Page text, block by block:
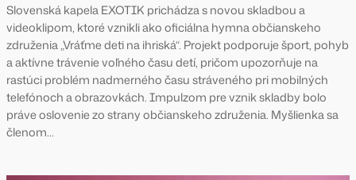
Slovenská kapela EXOTIK prichádza s novou skladbou a
videoklipom, ktoré vznikli ako oficiálna hymna občianskeho
združenia „Vráťme deti na ihriská“. Projekt podporuje šport, pohyb
a aktívne trávenie voľného času detí, pričom upozorňuje na
rastúci problém nadmerného času stráveného pri mobilných
telefónoch a obrazovkách. Impulzom pre vznik skladby bolo
práve oslovenie zo strany občianskeho združenia. Myšlienka sa
členom…